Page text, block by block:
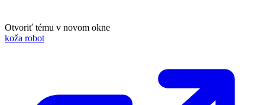
Otvoriť tému v novom okne
koža robot